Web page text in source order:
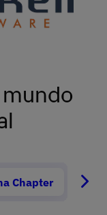
Chapter TOP